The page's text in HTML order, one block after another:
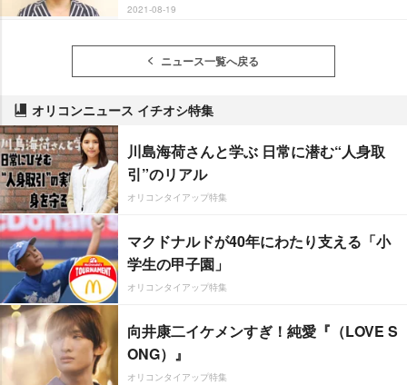
2021-08-19
ニュース一覧へ戻る
オリコンニュース イチオシ特集
川島海荷さんと学ぶ 日常に潜む“人身取
引”のリアル
オリコンタイアップ特集
マクドナルドが40年にわたり支える「小
学生の甲子園」
オリコンタイアップ特集
向井康二イケメンすぎ！純愛『（LOVE S
ONG）』
オリコンタイアップ特集